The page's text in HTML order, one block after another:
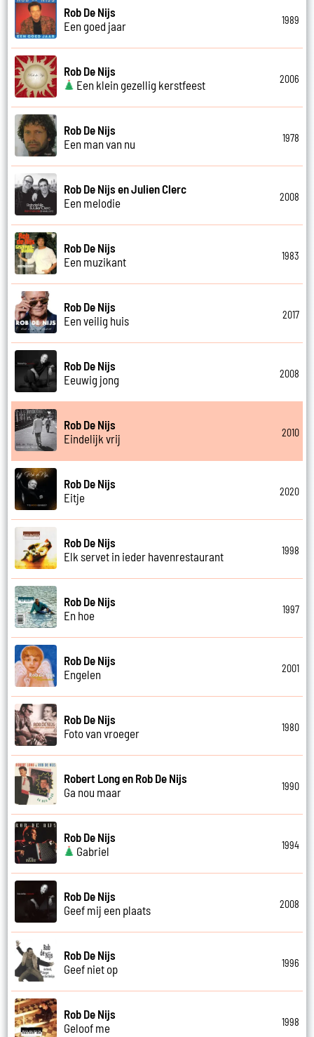
Rob De Nijs
Een goed jaar
1989
Rob De Nijs
Een klein gezellig kerstfeest
2006
Rob De Nijs
Een man van nu
1978
Rob De Nijs en Julien Clerc
Een melodie
2008
Rob De Nijs
Een muzikant
1983
Rob De Nijs
Een veilig huis
2017
Rob De Nijs
Eeuwig jong
2008
Rob De Nijs
Eindelijk vrij
2010
Rob De Nijs
Eitje
2020
Rob De Nijs
Elk servet in ieder havenrestaurant
1998
Rob De Nijs
En hoe
1997
Rob De Nijs
Engelen
2001
Rob De Nijs
Foto van vroeger
1980
Robert Long en Rob De Nijs
Ga nou maar
1990
Rob De Nijs
Gabriel
1994
Rob De Nijs
Geef mij een plaats
2008
Rob De Nijs
Geef niet op
1996
Rob De Nijs
Geloof me
1998